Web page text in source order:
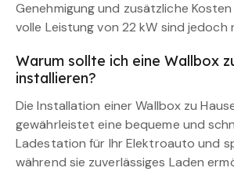
Genehmigung und zusätzliche
volle Leistung von 22 kW sind jedoch
Warum sollte ich eine Wallbox
installieren?
Die Installation einer Wallbox zu
gewährleistet eine bequeme und
Ladestation für Ihr Elektroauto und
während sie zuverlässiges Laden